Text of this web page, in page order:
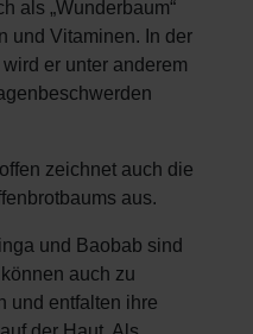
als „Wunderbaum“
und Vitaminen. In der
er unter anderem
zeichnet auch die
aus.
und Baobab sind
auch zu
und entfalten ihre